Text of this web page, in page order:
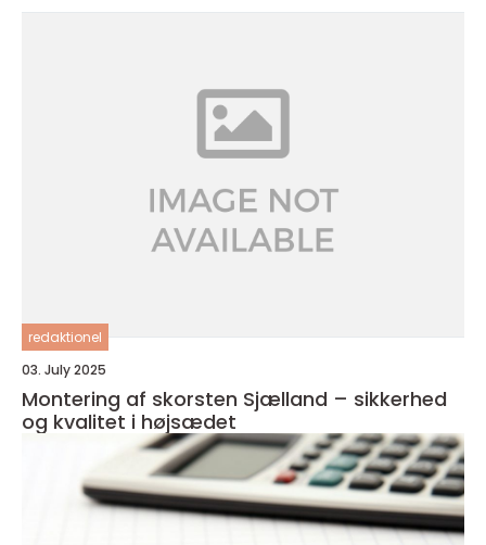
redaktionel
03. July 2025
Montering af skorsten Sjælland – sikkerhed
og kvalitet i højsædet